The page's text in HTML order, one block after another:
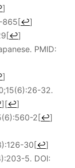
]
865[↩]
[↩]
PMID:
]
32.
] [↩]
2[↩]
30[↩]
5. DOI: